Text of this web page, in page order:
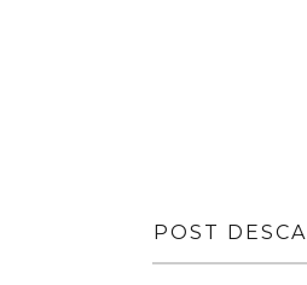
POST